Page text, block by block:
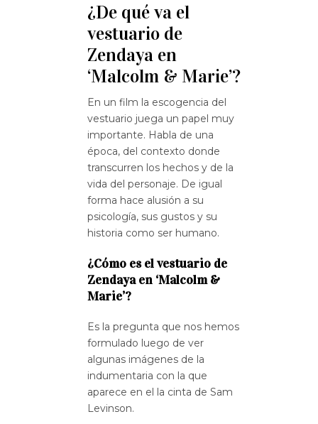
¿De qué va el
vestuario de
Zendaya en
‘Malcolm & Marie’?
En un film la escogencia del
vestuario juega un papel muy
importante. Habla de una
época, del contexto donde
transcurren los hechos y de la
vida del personaje. De igual
forma hace alusión a su
psicología, sus gustos y su
historia como ser humano.
¿Cómo es el vestuario de
Zendaya en ‘Malcolm &
Marie’?
Es la pregunta que nos hemos
formulado luego de ver
algunas imágenes de la
indumentaria con la que
aparece en el la cinta de Sam
Levinson.